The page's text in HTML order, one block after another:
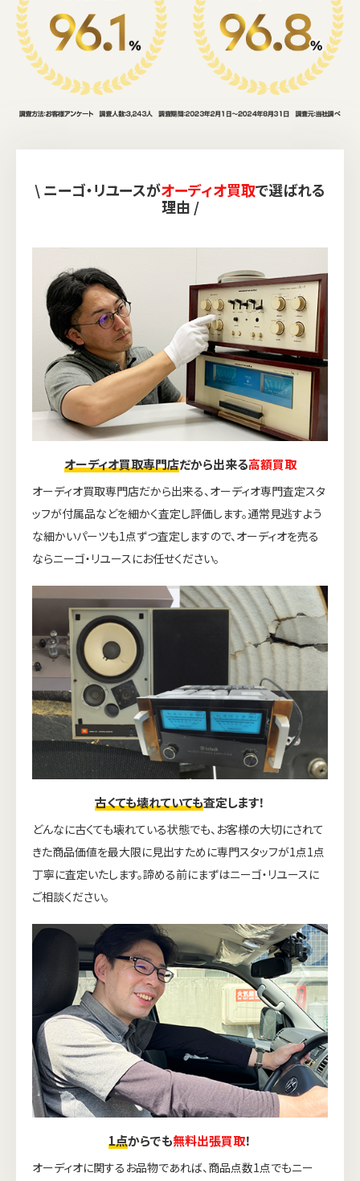
\ ニーゴ・リユースがオーディオ買取で選ばれる
理由 /
オーディオ買取専門店だから出来る高額買取
オーディオ買取専門店だから出来る、オーディオ専門査定スタ
ッフが付属品などを細かく査定し評価します。通常見逃すよう
な細かいパーツも1点ずつ査定しますので、オーディオを売る
ならニーゴ・リユースにお任せください。
古くても壊れていても査定します！
どんなに古くても壊れている状態でも、お客様の大切にされて
きた商品価値を最大限に見出すために専門スタッフが1点1点
丁寧に査定いたします。諦める前にまずはニーゴ・リユースに
ご相談ください。
1点からでも無料出張買取！
オーディオに関するお品物であれば、商品点数1点でもニー